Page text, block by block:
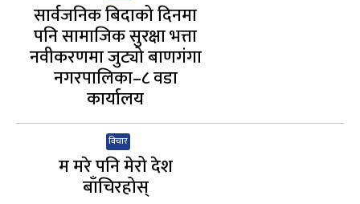
सार्वजनिक बिदाको दिनमा
पनि सामाजिक सुरक्षा भत्ता
नवीकरणमा जुट्यो बाणगंगा
नगरपालिका–८ वडा
कार्यालय
विचार
म मरे पनि मेरो देश
बाँचिरहोस्